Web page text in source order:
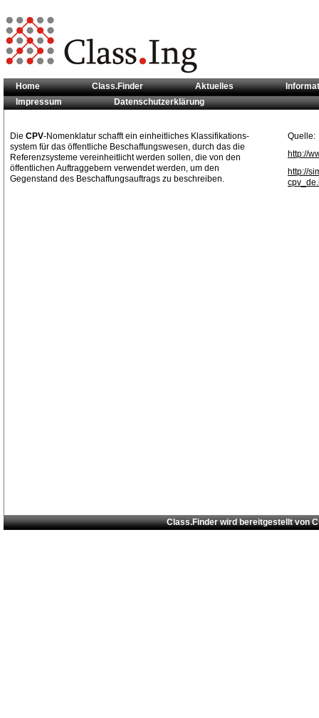
Sie sind hier:Klassifikationsstandards>> CPV
Home Class.Finder Aktuelles
Impressum
Datenschutzerklärung
Die CPV-Nomenklatur schafft ein einheitliches Klassifikations-
system für das öffentliche Beschaffungswesen, durch das die
Referenzsysteme vereinheitlicht werden sollen, die von den
öffentlichen Auftraggebern verwendet werden, um den
Gegenstand des Beschaffungsauftrags zu beschreiben.
Quelle:
http://
http://
Class.Finder wird bereitgestellt von